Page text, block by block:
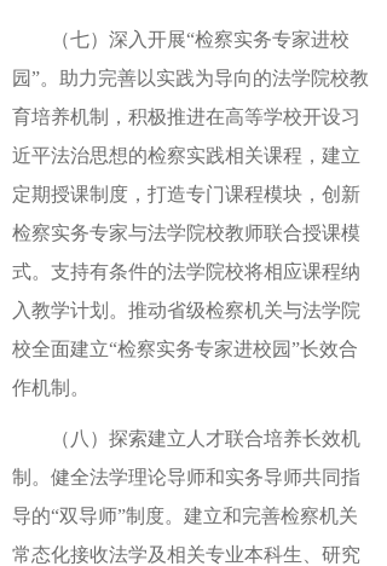
（七）深入开展“检察实务专家进校
园”。助力完善以实践为导向的法学院校教
育培养机制，积极推进在高等学校开设习
近平法治思想的检察实践相关课程，建立
定期授课制度，打造专门课程模块，创新
检察实务专家与法学院校教师联合授课模
式。支持有条件的法学院校将相应课程纳
入教学计划。推动省级检察机关与法学院
校全面建立“检察实务专家进校园”长效合
作机制。
（八）探索建立人才联合培养长效机
制。健全法学理论导师和实务导师共同指
导的“双导师”制度。建立和完善检察机关
常态化接收法学及相关专业本科生、研究